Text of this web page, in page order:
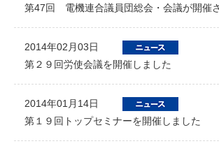
第47回 電機連合議員団総会・会議が開催
2014年02月03日
第２９回労使会議を開催しました
2014年01月14日
第１９回トップセミナーを開催しました